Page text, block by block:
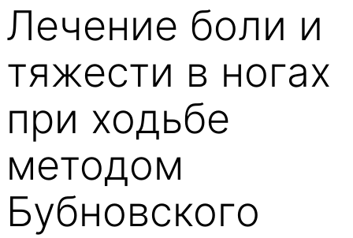
Лечение боли и
тяжести в ногах
при ходьбе
методом
Бубновского